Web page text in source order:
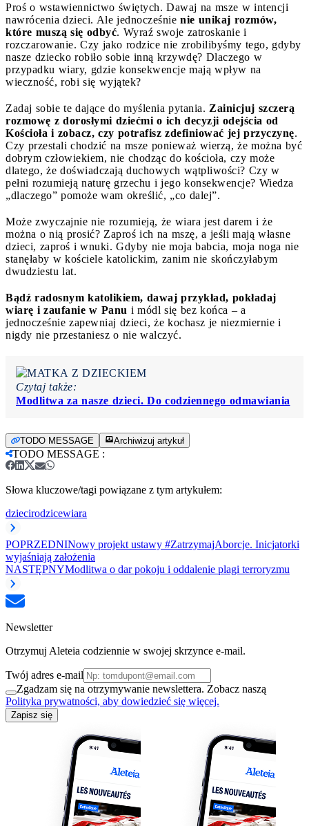
Proś o wstawiennictwo świętych. Dawaj na msze w intencji
nawrócenia dzieci. Ale jednocześnie nie unikaj rozmów,
które muszą się odbyć. Wyraź swoje zatroskanie i
rozczarowanie. Czy jako rodzice nie zrobilibyśmy tego, gdyby
nasze dziecko robiło sobie inną krzywdę? Dlaczego w
przypadku wiary, gdzie konsekwencje mają wpływ na
wieczność, robi się wyjątek?
Zadaj sobie te dające do myślenia pytania. Zainicjuj szczerą
rozmowę z dorosłymi dziećmi o ich decyzji odejścia od
Kościoła i zobacz, czy potrafisz zdefiniować jej przyczynę.
Czy przestali chodzić na msze ponieważ wierzą, że można być
dobrym człowiekiem, nie chodząc do kościoła, czy może
dlatego, że doświadczają duchowych wątpliwości? Czy w
pełni rozumieją naturę grzechu i jego konsekwencje? Wiedza
„dlaczego” pomoże wam określić, „co dalej”.
Może zwyczajnie nie rozumieją, że wiara jest darem i że
można o nią prosić? Zaproś ich na mszę, a jeśli mają własne
dzieci, zaproś i wnuki. Gdyby nie moja babcia, moja noga nie
stanęłaby w kościele katolickim, zanim nie skończyłabym
dwudziestu lat.
Bądź radosnym katolikiem, dawaj przykład, pokładaj
wiarę i zaufanie w Panu i módl się bez końca – a
jednocześnie zapewniaj dzieci, że kochasz je niezmiernie i
nigdy nie przestaniesz o nie walczyć.
Czytaj także:
Modlitwa za nasze dzieci. Do codziennego odmawiania
TODO MESSAGE Archiwizuj artykuł
TODO MESSAGE :
Słowa kluczowe/tagi powiązane z tym artykułem:
dziecirodzicewiara
POPRZEDNINowy projekt ustawy #ZatrzymajAborcje. Inicjatorki
wyjaśniają założenia
NASTĘPNYModlitwa o dar pokoju i oddalenie plagi terroryzmu
Newsletter
Otrzymuj Aleteia codziennie w swojej skrzynce e-mail.
Twój adres e-mail
Zgadzam się na otrzymywanie newslettera. Zobacz naszą
Polityka prywatności, aby dowiedzieć się więcej.
Zapisz się